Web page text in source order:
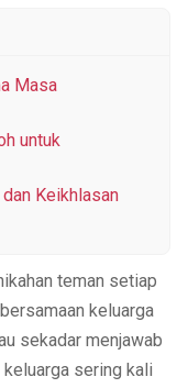
Masa
untuk
Keikhlasan
teman setiap
keluarga
sekadar menjawab
sering kali